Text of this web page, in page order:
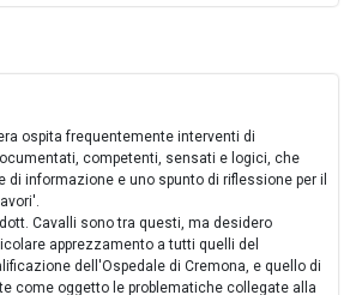
ospita frequentemente interventi di
competenti, sensati e logici, che
informazione e uno spunto di riflessione per il
Cavalli sono tra questi, ma desidero
apprezzamento a tutti quelli del
dell'Ospedale di Cremona, e quello di
come oggetto le problematiche collegate alla